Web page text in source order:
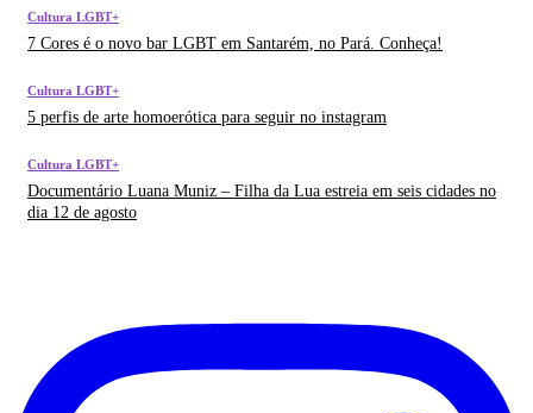
Cultura LGBT+
7 Cores é o novo bar LGBT em Santarém, no Pará. Conheça!
Cultura LGBT+
5 perfis de arte homoerótica para seguir no instagram
Cultura LGBT+
Documentário Luana Muniz – Filha da Lua estreia em seis cidades no
dia 12 de agosto